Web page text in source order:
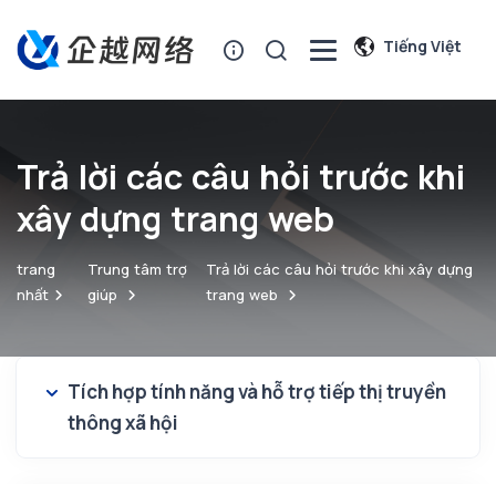
Tiếng Việt
Trả lời các câu hỏi trước khi
xây dựng trang web
trang
nhất
Trung tâm trợ
giúp
Trả lời các câu hỏi trước khi xây dựng
trang web
Tích hợp tính năng và hỗ trợ tiếp thị truyền
thông xã hội